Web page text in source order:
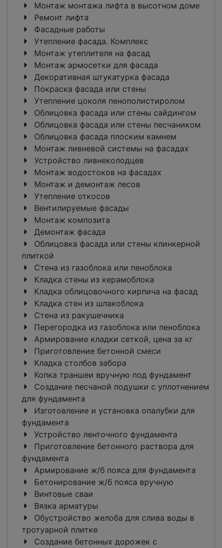
Монтаж монтажа лифта в высотном доме
Ремонт лифта
Фасадные работы
Утепление фасада. Комплекс
Монтаж утеплителя на фасад
Монтаж армосетки для фасада
Декоративная штукатурка фасада
Покраска фасада или стены
Утепление цоколя пенополистиролом
Облицовка фасада или стены сайдингом
Облицовка фасада или стены песчаником
Облицовка фасада плоским камнем
Монтаж ливневой системы на фасадах
Устройство ливнеколодцев
Монтаж водостоков на фасадах
Монтаж и демонтаж лесов
Утепление откосов
Вентилируемые фасады
Монтаж композита
Демонтаж фасада
Облицовка фасада или стены клинкерной
плиткой
Стена из газоблока или пеноблока
Кладка стены из керамоблока
Кладка облицовочного кирпича на фасад
Кладка стен из шлакоблока
Стена из ракушечника
Перегородка из газоблока или пеноблока
Армирование кладки сеткой, цена за кг
Приготовление бетонной смеси
Кладка столбов забора
Копка траншеи вручную под фундамент
Создание песчаной подушки с уплотнением
для фундамента
Изготовление и установка опалубки для
фундамента
Устройство ленточного фундамента
Приготовление бетонного раствора для
фундамента
Армирование ж/б пояса для фундамента
Бетонирование ж/б пояса вручную
Винтовые сваи
Вязка арматуры
Обустройство желоба для слива воды в
тротуарной плитке
Создание бетонных дорожек с